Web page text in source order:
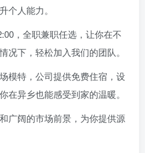
个人能力。
，全职兼职任选，让你在不
况下，轻松加入我们的团队。
模特，公司提供免费住宿，设
在异乡也能感受到家的温暖。
广阔的市场前景，为你提供源